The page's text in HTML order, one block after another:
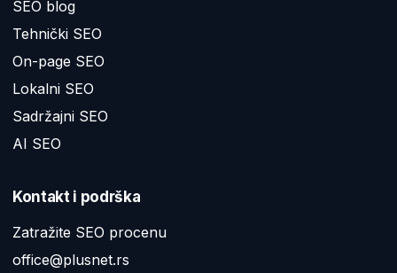
SEO blog
Tehnički SEO
On-page SEO
Lokalni SEO
Sadržajni SEO
AI SEO
Kontakt i podrška
Zatražite SEO procenu
office@plusnet.rs